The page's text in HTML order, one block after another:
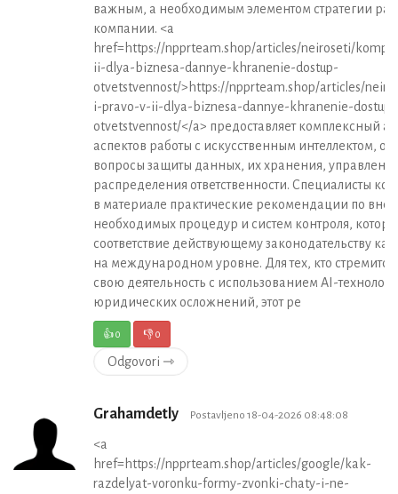
важным, а необходимым элементом стратегии
компании. <a
href=https://npprteam.shop/articles/neiroseti/
ii-dlya-biznesa-dannye-khranenie-dostup-
otvetstvennost/>https://npprteam.shop/articles/
i-pravo-v-ii-dlya-biznesa-dannye-khranenie-dostup-
otvetstvennost/</a> предоставляет комплексный
аспектов работы с искусственным интеллектом,
вопросы защиты данных, их хранения,
распределения ответственности. Специалисты
в материале практические рекомендации по
необходимых процедур и систем контроля,
соответствие действующему законодательству
на международном уровне. Для тех, кто стремится
свою деятельность с использованием AI-
юридических осложнений, этот ре
👍0 👎0
Odgovori ⇾
Grahamdetly Postavljeno 18-04-2026 08:48:08
<a
href=https://npprteam.shop/articles/google/kak-
razdelyat-voronku-formy-zvonki-chaty-i-ne-